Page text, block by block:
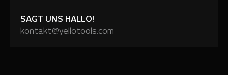
SAGT UNS HALLO!
kontakt@yellotools.com